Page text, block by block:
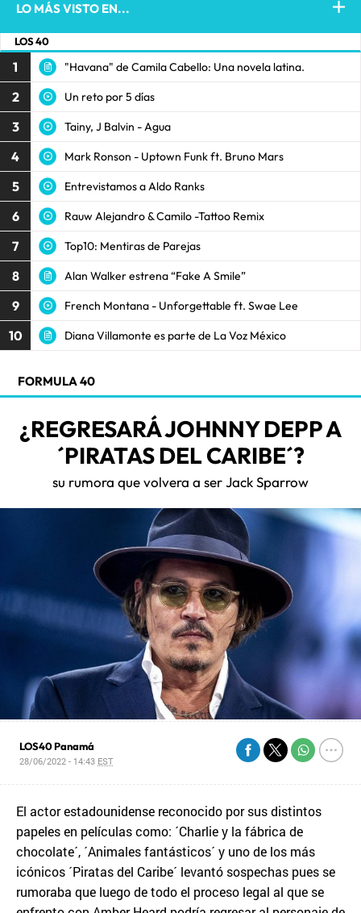
LO MÁS VISTO EN...
LOS 40
1 "Havana" de Camila Cabello: Una novela latina.
2 Un reto por 5 días
3 Tainy, J Balvin - Agua
4 Mark Ronson - Uptown Funk ft. Bruno Mars
5 Entrevistamos a Aldo Ranks
6 Rauw Alejandro & Camilo -Tattoo Remix
7 Top10: Mentiras de Parejas
8 Alan Walker estrena “Fake A Smile”
9 French Montana - Unforgettable ft. Swae Lee
10 Diana Villamonte es parte de La Voz México
FORMULA 40
¿REGRESARÁ JOHNNY DEPP A
´PIRATAS DEL CARIBE´?
su rumora que volvera a ser Jack Sparrow
LOS40 Panamá
28/06/2022 - 14:43 EST
El actor estadounidense reconocido por sus distintos
papeles en películas como: ´Charlie y la fábrica de
chocolate´, ´Animales fantásticos´ y uno de los más
icónicos ´Piratas del Caribe´ levantó sospechas pues se
rumoraba que luego de todo el proceso legal al que se